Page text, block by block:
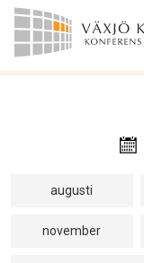
augusti
november